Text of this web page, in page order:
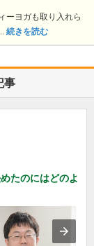
ーヨガも取り入れら
続きを読む
事
たのにはどのよ